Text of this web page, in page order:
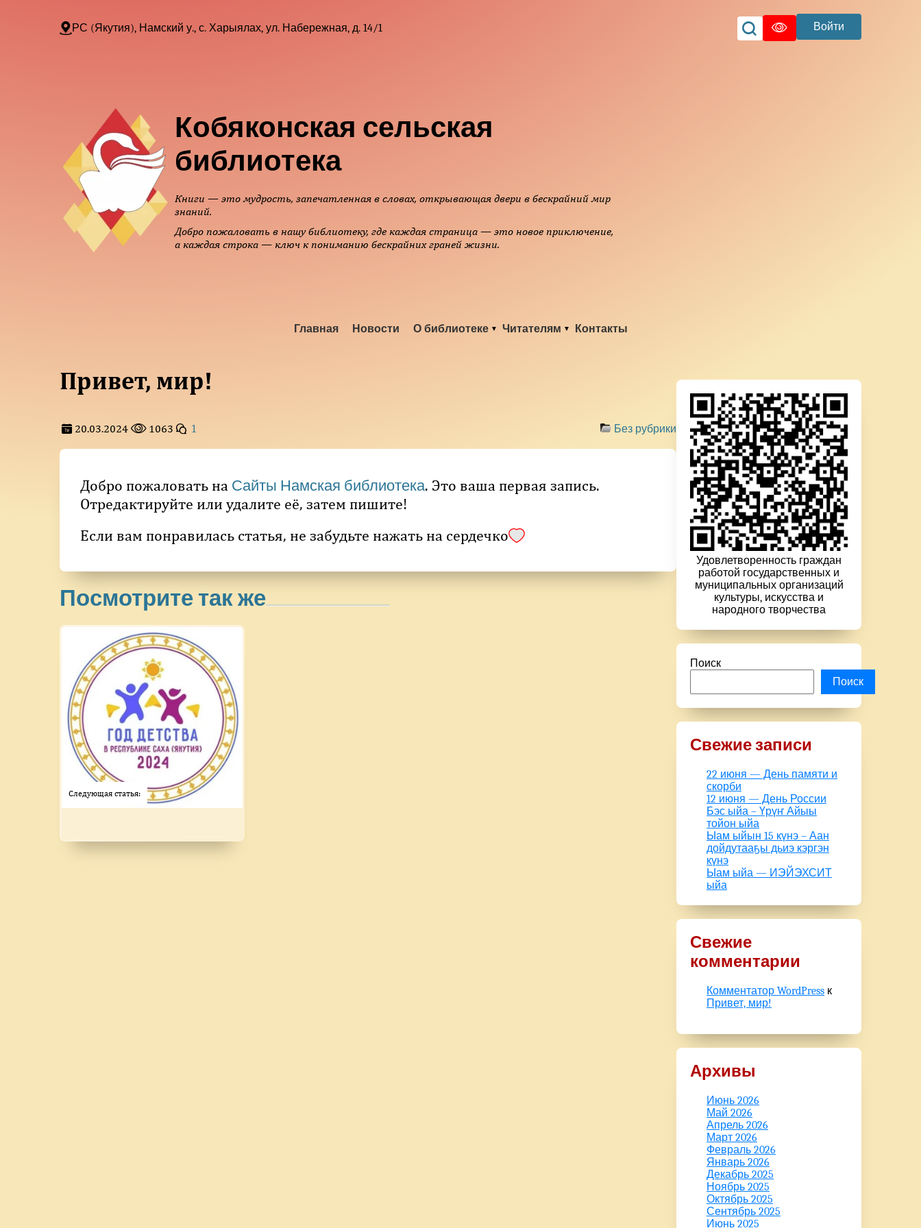
РС (Якутия), Намский у., с. Харыялах, ул. Набережная, д. 14/1 Войти
Кобяконская сельская
библиотека
Книги — это мудрость, запечатленная в словах, открывающая двери в бескрайний мир
знаний.
Добро пожаловать в нашу библиотеку, где каждая страница — это новое приключение,
а каждая строка — ключ к пониманию бескрайних граней жизни.
Главная Новости О библиотеке Читателям Контакты
Привет, мир!
20.03.2024 1063 1 Без рубрики
Добро пожаловать на Сайты Намская библиотека. Это ваша первая запись.
Отредактируйте или удалите её, затем пишите!
Если вам понравилась статья, не забудьте нажать на сердечко
Посмотрите так же
Следующая статья:
Удовлетворенность граждан
работой государственных и
муниципальных организаций
культуры, искусства и
народного творчества
Поиск
Поиск
Свежие записи
22 июня — День памяти и
скорби
12 июня — День России
Бэс ыйа – Үрүҥ Айыы
тойон ыйа
Ыам ыйын 15 күнэ – Аан
дойдутааҕы дьиэ кэргэн
күнэ
Ыам ыйа — ИЭЙЭХСИТ
ыйа
Свежие
комментарии
Комментатор WordPress к
Привет, мир!
Архивы
Июнь 2026
Май 2026
Апрель 2026
Март 2026
Февраль 2026
Январь 2026
Декабрь 2025
Ноябрь 2025
Октябрь 2025
Сентябрь 2025
Июнь 2025